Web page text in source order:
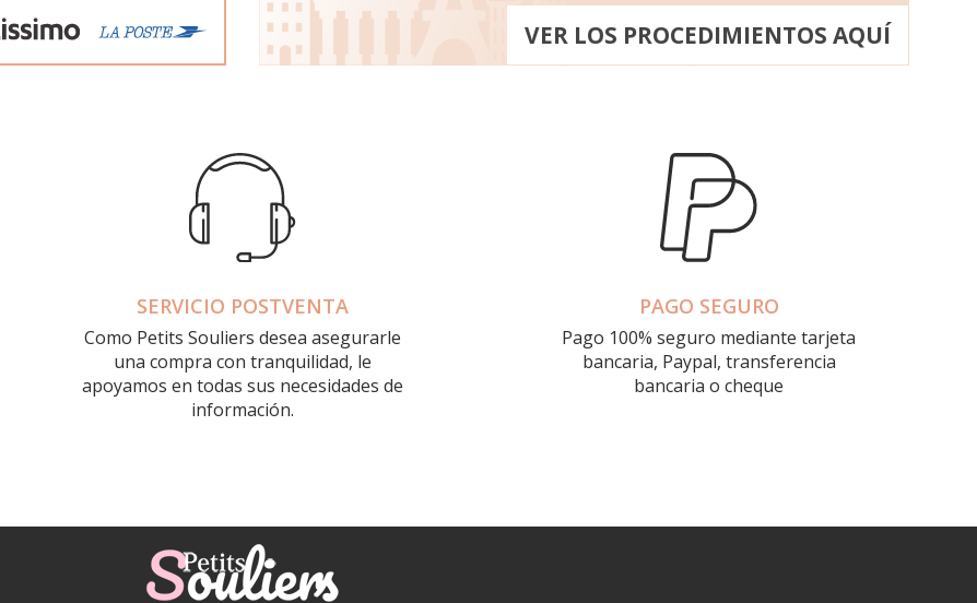
VER LOS PROCEDIMIENTOS AQUÍ
SERVICIO POSTVENTA
Como Petits Souliers desea asegurarle
una compra con tranquilidad, le
apoyamos en todas sus necesidades de
información.
PAGO SEGURO
Pago 100% seguro mediante tarjeta
bancaria, Paypal, transferencia
bancaria o cheque